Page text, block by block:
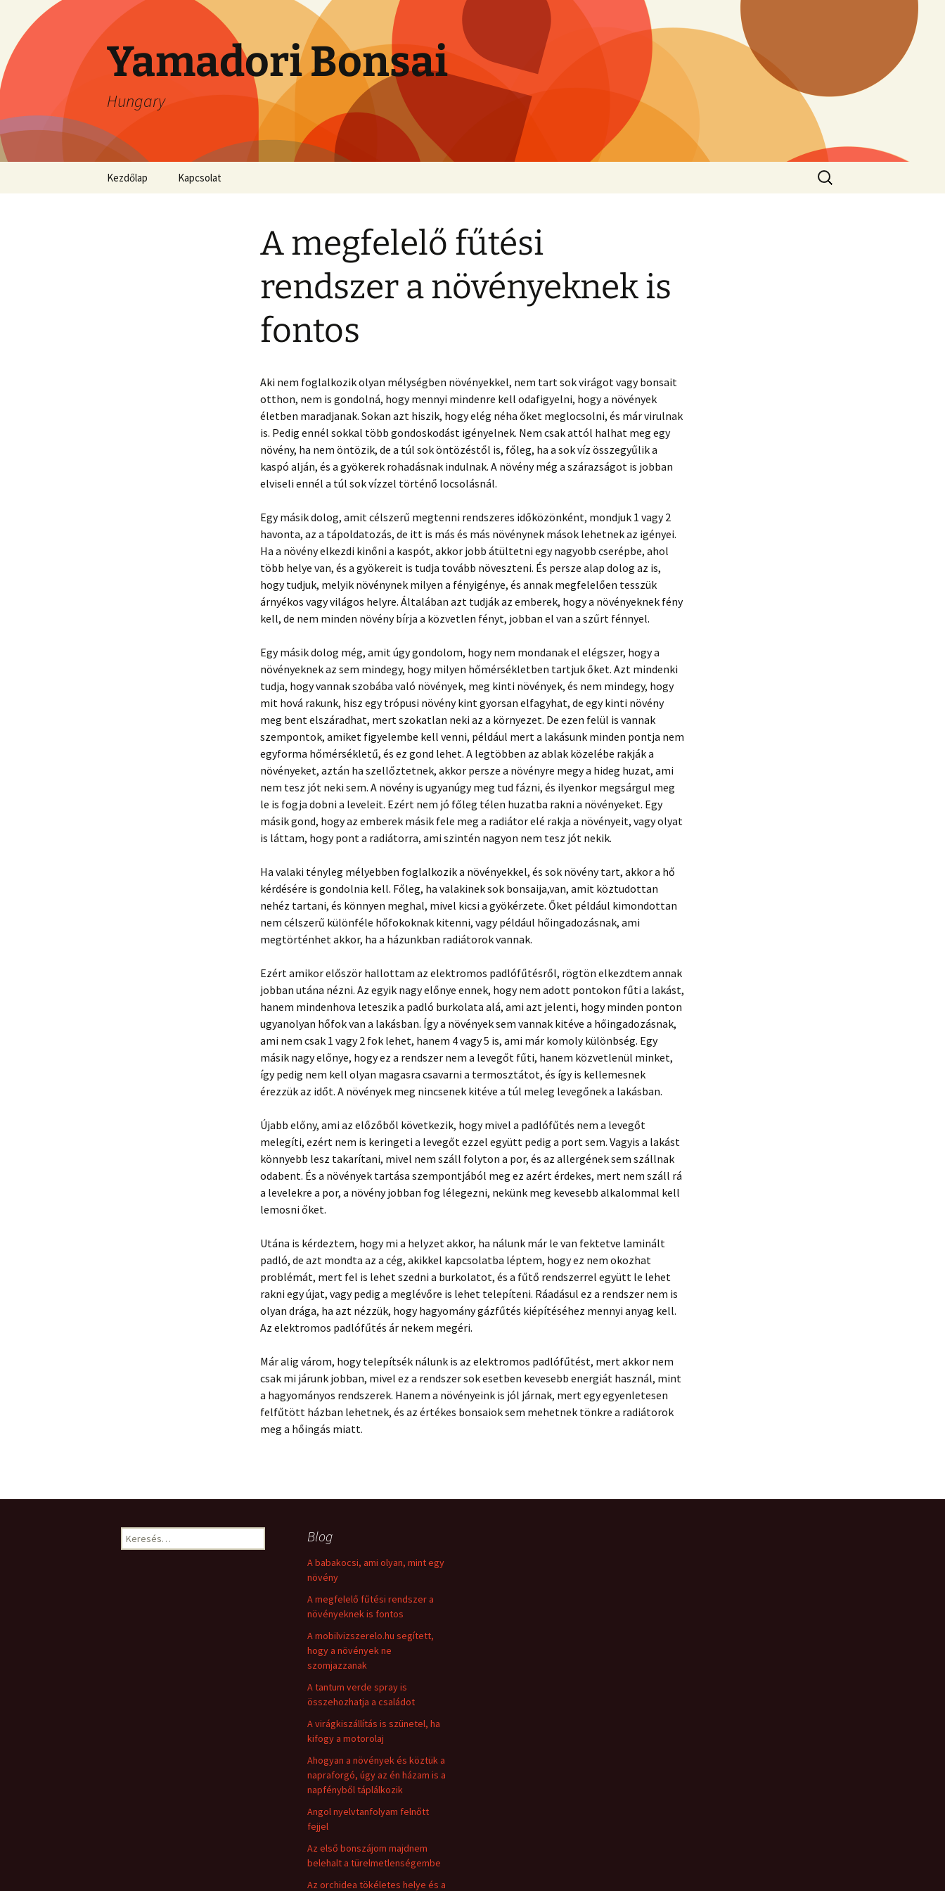
tartalomhoz
Yamadori Bonsai
Hungary
Kezdőlap Kapcsolat
Keresés:
A megfelelő fűtési
rendszer a növényeknek is
fontos
Aki nem foglalkozik olyan mélységben növényekkel, nem tart sok virágot vagy bonsait
otthon, nem is gondolná, hogy mennyi mindenre kell odafigyelni, hogy a növények
életben maradjanak. Sokan azt hiszik, hogy elég néha őket meglocsolni, és már virulnak
is. Pedig ennél sokkal több gondoskodást igényelnek. Nem csak attól halhat meg egy
növény, ha nem öntözik, de a túl sok öntözéstől is, főleg, ha a sok víz összegyűlik a
kaspó alján, és a gyökerek rohadásnak indulnak. A növény még a szárazságot is jobban
elviseli ennél a túl sok vízzel történő locsolásnál.
Egy másik dolog, amit célszerű megtenni rendszeres időközönként, mondjuk 1 vagy 2
havonta, az a tápoldatozás, de itt is más és más növénynek mások lehetnek az igényei.
Ha a növény elkezdi kinőni a kaspót, akkor jobb átültetni egy nagyobb cserépbe, ahol
több helye van, és a gyökereit is tudja tovább növeszteni. És persze alap dolog az is,
hogy tudjuk, melyik növénynek milyen a fényigénye, és annak megfelelően tesszük
árnyékos vagy világos helyre. Általában azt tudják az emberek, hogy a növényeknek fény
kell, de nem minden növény bírja a közvetlen fényt, jobban el van a szűrt fénnyel.
Egy másik dolog még, amit úgy gondolom, hogy nem mondanak el elégszer, hogy a
növényeknek az sem mindegy, hogy milyen hőmérsékletben tartjuk őket. Azt mindenki
tudja, hogy vannak szobába való növények, meg kinti növények, és nem mindegy, hogy
mit hová rakunk, hisz egy trópusi növény kint gyorsan elfagyhat, de egy kinti növény
meg bent elszáradhat, mert szokatlan neki az a környezet. De ezen felül is vannak
szempontok, amiket figyelembe kell venni, például mert a lakásunk minden pontja nem
egyforma hőmérsékletű, és ez gond lehet. A legtöbben az ablak közelébe rakják a
növényeket, aztán ha szellőztetnek, akkor persze a növényre megy a hideg huzat, ami
nem tesz jót neki sem. A növény is ugyanúgy meg tud fázni, és ilyenkor megsárgul meg
le is fogja dobni a leveleit. Ezért nem jó főleg télen huzatba rakni a növényeket. Egy
másik gond, hogy az emberek másik fele meg a radiátor elé rakja a növényeit, vagy olyat
is láttam, hogy pont a radiátorra, ami szintén nagyon nem tesz jót nekik.
Ha valaki tényleg mélyebben foglalkozik a növényekkel, és sok növény tart, akkor a hő
kérdésére is gondolnia kell. Főleg, ha valakinek sok bonsaija,van, amit köztudottan
nehéz tartani, és könnyen meghal, mivel kicsi a gyökérzete. Őket például kimondottan
nem célszerű különféle hőfokoknak kitenni, vagy például hőingadozásnak, ami
megtörténhet akkor, ha a házunkban radiátorok vannak.
Ezért amikor először hallottam az elektromos padlófűtésről, rögtön elkezdtem annak
jobban utána nézni. Az egyik nagy előnye ennek, hogy nem adott pontokon fűti a lakást,
hanem mindenhova leteszik a padló burkolata alá, ami azt jelenti, hogy minden ponton
ugyanolyan hőfok van a lakásban. Így a növények sem vannak kitéve a hőingadozásnak,
ami nem csak 1 vagy 2 fok lehet, hanem 4 vagy 5 is, ami már komoly különbség. Egy
másik nagy előnye, hogy ez a rendszer nem a levegőt fűti, hanem közvetlenül minket,
így pedig nem kell olyan magasra csavarni a termosztátot, és így is kellemesnek
érezzük az időt. A növények meg nincsenek kitéve a túl meleg levegőnek a lakásban.
Újabb előny, ami az előzőből következik, hogy mivel a padlófűtés nem a levegőt
melegíti, ezért nem is keringeti a levegőt ezzel együtt pedig a port sem. Vagyis a lakást
könnyebb lesz takarítani, mivel nem száll folyton a por, és az allergének sem szállnak
odabent. És a növények tartása szempontjából meg ez azért érdekes, mert nem száll rá
a levelekre a por, a növény jobban fog lélegezni, nekünk meg kevesebb alkalommal kell
lemosni őket.
Utána is kérdeztem, hogy mi a helyzet akkor, ha nálunk már le van fektetve laminált
padló, de azt mondta az a cég, akikkel kapcsolatba léptem, hogy ez nem okozhat
problémát, mert fel is lehet szedni a burkolatot, és a fűtő rendszerrel együtt le lehet
rakni egy újat, vagy pedig a meglévőre is lehet telepíteni. Ráadásul ez a rendszer nem is
olyan drága, ha azt nézzük, hogy hagyomány gázfűtés kiépítéséhez mennyi anyag kell.
Az elektromos padlófűtés ár nekem megéri.
Már alig várom, hogy telepítsék nálunk is az elektromos padlófűtést, mert akkor nem
csak mi járunk jobban, mivel ez a rendszer sok esetben kevesebb energiát használ, mint
a hagyományos rendszerek. Hanem a növényeink is jól járnak, mert egy egyenletesen
felfűtött házban lehetnek, és az értékes bonsaiok sem mehetnek tönkre a radiátorok
meg a hőingás miatt.
Keresés: Blog
A babakocsi, ami olyan, mint egy
növény
A megfelelő fűtési rendszer a
növényeknek is fontos
A mobilvizszerelo.hu segített,
hogy a növények ne
szomjazzanak
A tantum verde spray is
összehozhatja a családot
A virágkiszállítás is szünetel, ha
kifogy a motorolaj
Ahogyan a növények és köztük a
napraforgó, úgy az én házam is a
napfényből táplálkozik
Angol nyelvtanfolyam felnőtt
fejjel
Az első bonszájom majdnem
belehalt a türelmetlenségembe
Az orchidea tökéletes helye és a